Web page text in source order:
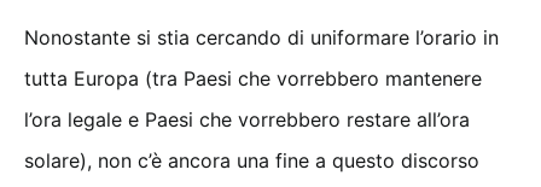
Nonostante si stia cercando di uniformare l’orario in
tutta Europa (tra Paesi che vorrebbero mantenere
l’ora legale e Paesi che vorrebbero restare all’ora
solare), non c’è ancora una fine a questo discorso